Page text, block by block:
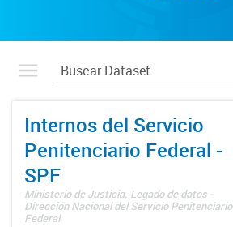
Internos del Servicio
Penitenciario Federal -
SPF
Ministerio de Justicia. Legado de datos -
Dirección Nacional del Servicio Penitenciario
Federal